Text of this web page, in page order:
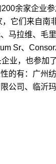
200余家企业
它们来自南
马拉维、毛
Sr、
业，也参加
的有：广州
公司、临沂